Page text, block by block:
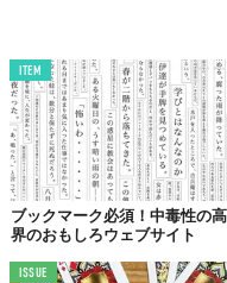
を与え、さらには中毒性
カードゲームの中毒性が明
識を駆使すれば日常生活
人が興味を持つのでは？
Reference:
Implications of Jerk’s
ITEM
ブックマーク必須！中毒性の
界のおもしろウェブサイト
ISSUE